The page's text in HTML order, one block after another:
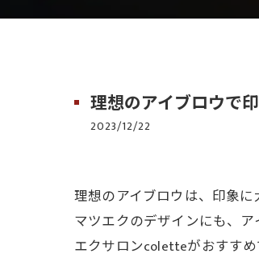
理想のアイブロウで
2023/12/22
理想のアイブロウは、印象
マツエクのデザインにも、
エクサロンcoletteがおすすめ